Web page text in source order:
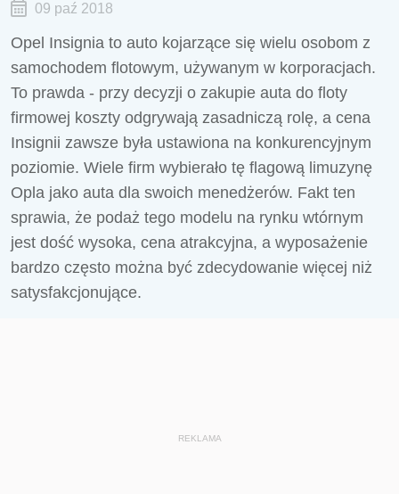
09 paź 2018
Opel Insignia to auto kojarzące się wielu osobom z
samochodem flotowym, używanym w korporacjach.
To prawda - przy decyzji o zakupie auta do floty
firmowej koszty odgrywają zasadniczą rolę, a cena
Insignii zawsze była ustawiona na konkurencyjnym
poziomie. Wiele firm wybierało tę flagową limuzynę
Opla jako auta dla swoich menedżerów. Fakt ten
sprawia, że podaż tego modelu na rynku wtórnym
jest dość wysoka, cena atrakcyjna, a wyposażenie
bardzo często można być zdecydowanie więcej niż
satysfakcjonujące.
REKLAMA